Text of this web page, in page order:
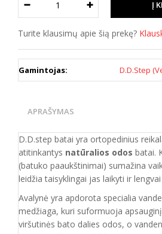
Turite klausimų apie šią prekę?
Gamintojas: D.D.Step
APRAŠYMAS
D.D.step batai yra ortopedinius
atitinkantys natūralios odos batai.
(batuko paaukštinimai) sumažina
leidžia taisyklingai jas laikyti ir
Avalynė yra apdorota specialia
medžiaga, kuri suformuoja
viršutinės bato dalies odos, o